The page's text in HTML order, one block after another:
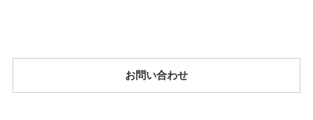
お問い合わせ